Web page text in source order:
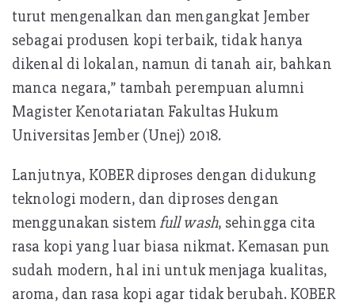
turut mengenalkan dan mengangkat Jember
sebagai produsen kopi terbaik, tidak hanya
dikenal di lokalan, namun di tanah air, bahkan
manca negara,” tambah perempuan alumni
Magister Kenotariatan Fakultas Hukum
Universitas Jember (Unej) 2018.
Lanjutnya, KOBER diproses dengan didukung
teknologi modern, dan diproses dengan
menggunakan sistemfull wash, sehingga cita
rasa kopi yang luar biasa nikmat. Kemasan pun
sudah modern, hal ini untuk menjaga kualitas,
aroma, dan rasa kopi agar tidak berubah. KOBER